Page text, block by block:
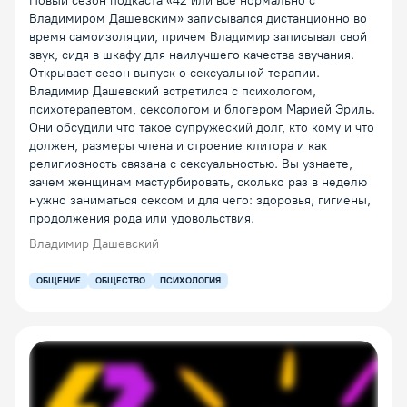
Владимиром Дашевским» записывался дистанционно во
время самоизоляции, причем Владимир записывал свой
звук, сидя в шкафу для наилучшего качества звучания.
Открывает сезон выпуск о сексуальной терапии.
Владимир Дашевский встретился с психологом,
психотерапевтом, сексологом и блогером Марией Эриль.
Они обсудили что такое супружеский долг, кто кому и что
должен, размеры члена и строение клитора и как
религиозность связана с сексуальностью. Вы узнаете,
зачем женщинам мастурбировать, сколько раз в неделю
нужно заниматься сексом и для чего: здоровья, гигиены,
продолжения рода или удовольствия.
Владимир Дашевский
ОБЩЕНИЕ ОБЩЕСТВО ПСИХОЛОГИЯ